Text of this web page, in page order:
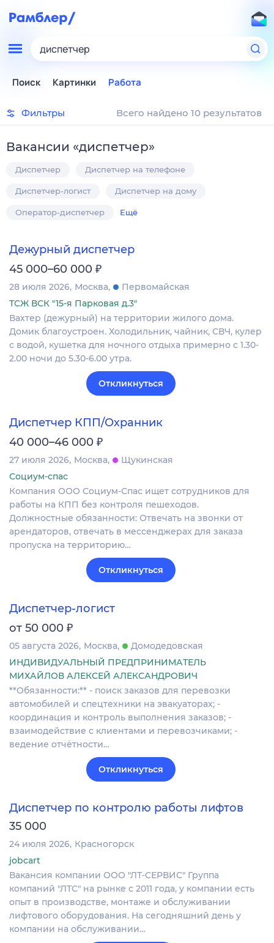
диспетчер
Поиск Картинки Работа
Фильтры Всего найдено 10 результатов
Вакансии «диспетчер»
Диспетчер Диспетчер на телефоне
Диспетчер-логист Диспетчер на дому
Оператор-диспетчер Ещё
Дежурный диспетчер
45 000–60 000 ₽
28 июля 2026 Москва
Первомайская
ТСЖ ВСК "15-я Парковая д.3"
Вахтер (дежурный) на территории жилого дома.
Домик благоустроен. Холодильник, чайник, СВЧ, кулер
с водой, кушетка для ночного отдыха примерно с 1.30-
2.00 ночи до 5.30-6.00 утра.
Откликнуться
Диспетчер КПП/Охранник
40 000–46 000 ₽
27 июля 2026 Москва
Щукинская
Социум-спас
Компания ООО Социум-Спас ищет сотрудников для
работы на КПП без контроля пешеходов.
Должностные обязанности: Отвечать на звонки от
арендаторов, отвечать в мессенджерах для заказа
пропуска на территорию…
Откликнуться
Диспетчер-логист
от 50 000 ₽
05 августа 2026 Москва
Домодедовская
ИНДИВИДУАЛЬНЫЙ ПРЕДПРИНИМАТЕЛЬ
МИХАЙЛОВ АЛЕКСЕЙ АЛЕКСАНДРОВИЧ
**Обязанности:** - поиск заказов для перевозки
автомобилей и спецтехники на эвакуаторах; -
координация и контроль выполнения заказов; -
взаимодействие с клиентами и перевозчиками; -
ведение отчётности…
Откликнуться
Диспетчер по контролю работы лифтов
35 000
24 июля 2026 Красногорск
jobcart
Вакансия компании ООО "ЛТ-СЕРВИС" Группа
компаний "ЛТС" на рынке с 2011 года, у компании есть
опыт в производстве, монтаже и обслуживании
лифтового оборудования. На сегодняшний день у
компании на обслуживании…